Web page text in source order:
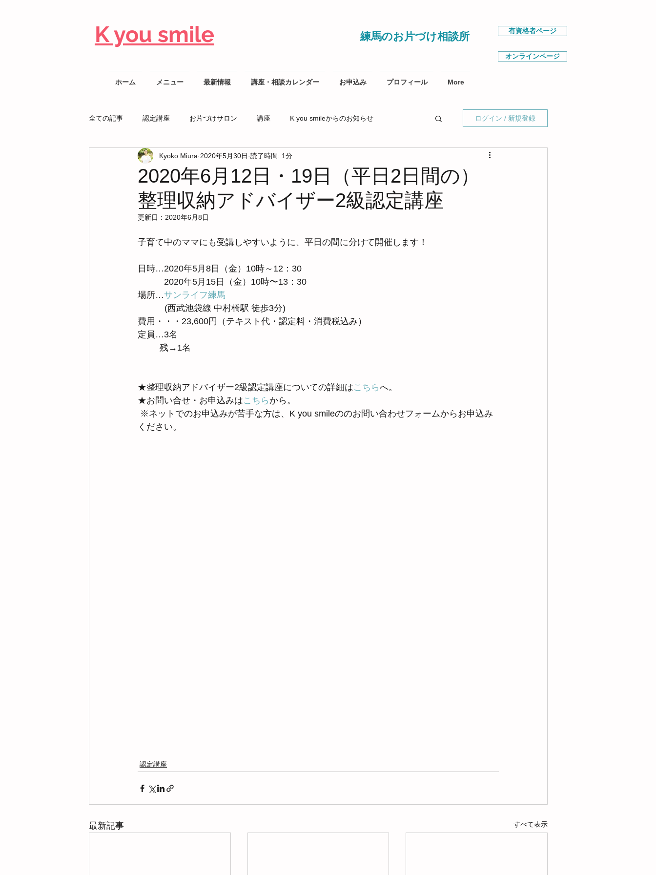
K you smile 練馬のお片づけ相談所 有資格者ページ
オンラインページ
ホーム メニュー 最新情報 講座・相談カレンダー お申込み プロフィール More
全ての記事 認定講座 お片づけサロン 講座 K you smileからのお知らせ
整理収納AD勉強会
ログイン / 新規登録
2020年6月12日・19日（平日2日間の）
整理収納アドバイザー2級認定講座
Kyoko Miura 2020年5月30日 読了時間: 1分
更新日： 2020年6月8日
子育て中のママにも受講しやすいように、平日の間に分けて開催します！
日時…2020年5月8日（金）10時～12：30
2020年5月15日（金）10時〜13：30
場所…サンライフ練馬
(西武池袋線 中村橋駅 徒歩3分)
費用・・・23,600円（テキスト代・認定料・消費税込み）
定員…3名
         残→1名
★整理収納アドバイザー2級認定講座についての詳細はこちらへ。
★お問い合せ・お申込みはこちらから。
ください。
認定講座
最新記事 すべて表示